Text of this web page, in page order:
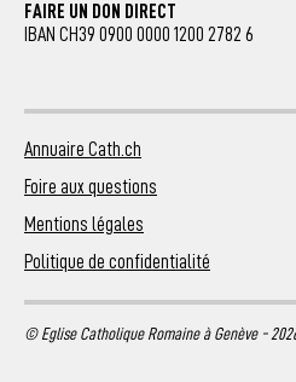
FAIRE UN DON DIRECT
IBAN CH39 0900 0000 1200 2782 6
Annuaire Cath.ch
Foire aux questions
Mentions légales
Politique de confidentialité
© Eglise Catholique Romaine à Genève -